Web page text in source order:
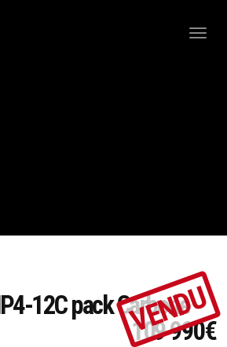
12C pack Carbone
109 990€
VENDU